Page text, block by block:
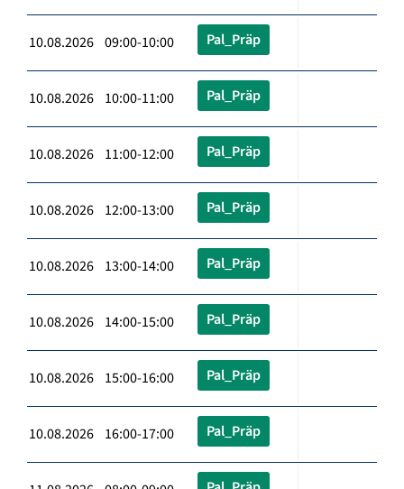
10.08.2026 09:00-10:00 Pal_Präp
10.08.2026 10:00-11:00 Pal_Präp
10.08.2026 11:00-12:00 Pal_Präp
10.08.2026 12:00-13:00 Pal_Präp
10.08.2026 13:00-14:00 Pal_Präp
10.08.2026 14:00-15:00 Pal_Präp
10.08.2026 15:00-16:00 Pal_Präp
10.08.2026 16:00-17:00 Pal_Präp